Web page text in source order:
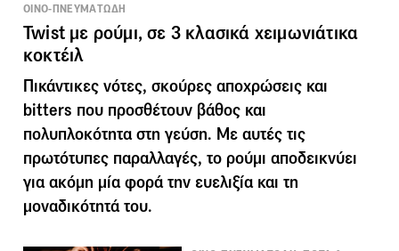
ΟΙΝΟ-ΠΝΕΥΜΑΤΩΔΗ
Twist με ρούμι, σε 3 κλασικά χειμωνιάτικα
κοκτέιλ
Πικάντικες νότες, σκούρες αποχρώσεις και
bitters που προσθέτουν βάθος και
πολυπλοκότητα στη γεύση. Με αυτές τις
πρωτότυπες παραλλαγές, το ρούμι αποδεικνύει
για ακόμη μία φορά την ευελιξία και τη
μοναδικότητά του.